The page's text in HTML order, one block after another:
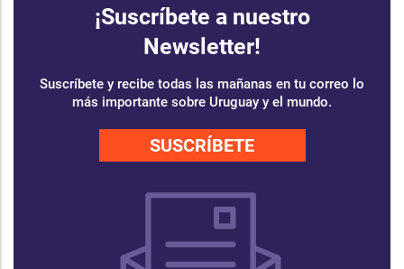
¡Suscríbete a nuestro
Newsletter!
Suscríbete y recibe todas las mañanas en tu correo lo
más importante sobre Uruguay y el mundo.
SUSCRÍBETE